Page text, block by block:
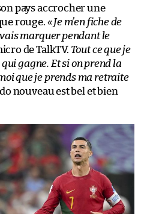
pays accrocher une
rouge. « Je m’en fiche de
marquer pendant le
de TalkTV. Tout ce que je
gagne. Et si on prend la
que je prends ma retraite
nouveau est bel et bien